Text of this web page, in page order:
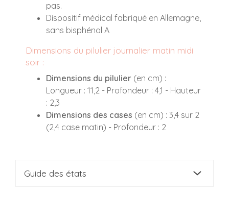
pas.
Dispositif médical fabriqué en Allemagne,
sans bisphénol A
Dimensions du pilulier journalier matin midi
soir :
Dimensions du pilulier (en cm) :
Longueur : 11,2 - Profondeur : 4,1 - Hauteur
: 2,3
Dimensions des cases (en cm) : 3,4 sur 2
(2,4 case matin) - Profondeur : 2
Guide des états